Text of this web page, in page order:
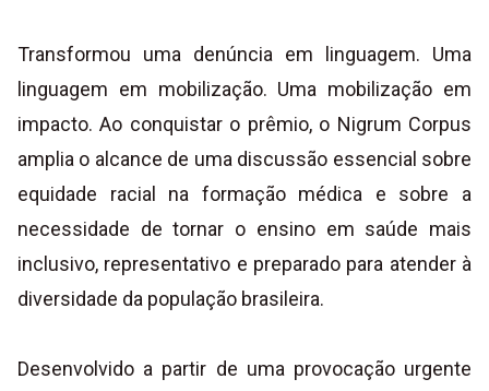
Transformou uma denúncia em linguagem. Uma
linguagem em mobilização. Uma mobilização em
impacto. Ao conquistar o prêmio, o Nigrum Corpus
amplia o alcance de uma discussão essencial sobre
equidade racial na formação médica e sobre a
necessidade de tornar o ensino em saúde mais
inclusivo, representativo e preparado para atender à
diversidade da população brasileira.
Desenvolvido a partir de uma provocação urgente